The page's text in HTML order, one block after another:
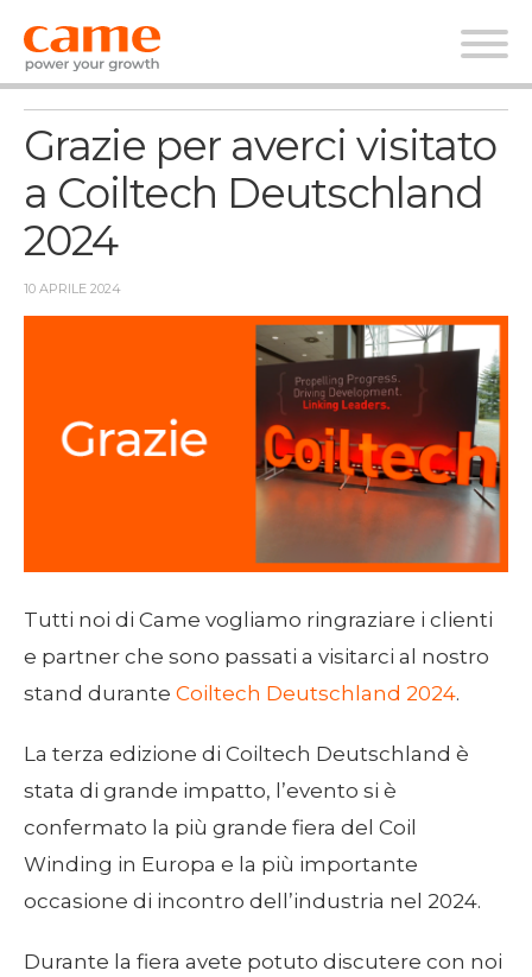
News
Grazie per averci visitato
a Coiltech Deutschland
2024
10 APRILE 2024
Tutti noi di Came vogliamo ringraziare i clienti
e partner che sono passati a visitarci al nostro
stand durante Coiltech Deutschland 2024.
La terza edizione di Coiltech Deutschland è
stata di grande impatto, l’evento si è
confermato la più grande fiera del Coil
Winding in Europa e la più importante
occasione di incontro dell’industria nel 2024.
Durante la fiera avete potuto discutere con noi